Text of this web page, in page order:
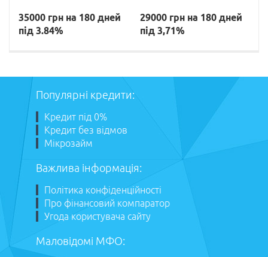
35000 грн на 180 дней
під 3.84%
29000 грн на 180 дней
під 3,71%
Популярні кредити:
Кредит під 0%
Кредит без відмов
Мікрозайм
Важлива інформація:
Політика конфіденційності
Про фінансовий компаратор
Угода користувача сайту
Маловідомі МФО: